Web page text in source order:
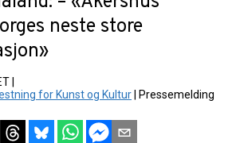
neste store
for Kunst og Kultur
Pressemelding